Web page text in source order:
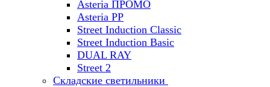
Asteria ПРОМО
Asteria PP
Street Induction Classic
Street Induction Basic
DUAL RAY
Street 2
Складские светильники